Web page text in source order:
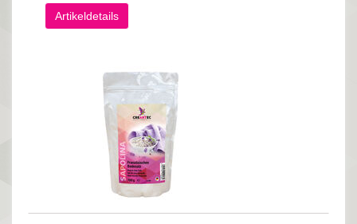
Artikeldetails